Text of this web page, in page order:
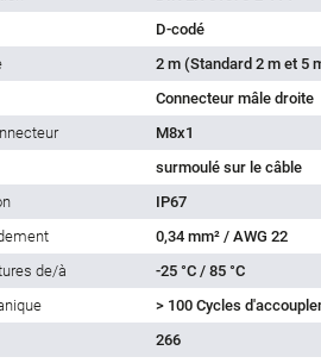
D-codé
2 m (Standard 2 m et 5
Connecteur mâle droite
M8x1
surmoulé sur le câble
IP67
0,34 mm² / AWG 22
de/à
-25 °C / 85 °C
> 100 Cycles
266